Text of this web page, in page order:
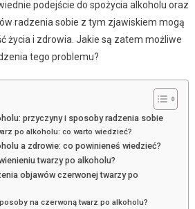
podejście do spożycia alkoholu oraz
radzenia sobie z tym zjawiskiem mogą
życia i zdrowia. Jakie są zatem możliwe
tego problemu?
przyczyny i sposoby radzenia sobie
po alkoholu: co warto wiedzieć?
a zdrowie: co powinieneś wiedzieć?
twarzy po alkoholu?
objawów czerwonej twarzy po
na czerwoną twarz po alkoholu?